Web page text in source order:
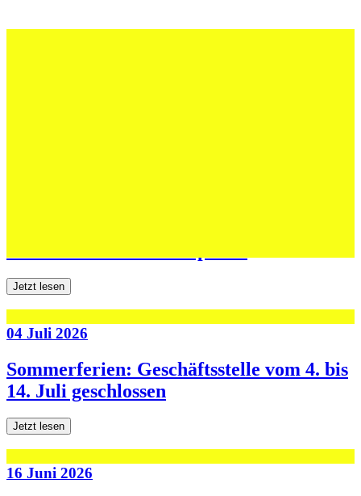
Jetzt lesen
04 Juli 2026
Sommerferien: Geschäftsstelle vom 4. bis
14. Juli geschlossen
Jetzt lesen
16 Juni 2026